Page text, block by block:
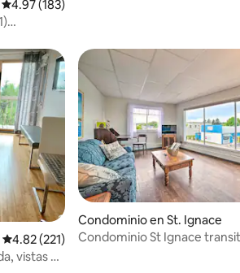
Calificación promedio: 4.97 de 5; 183
4.97 (183)
Calificación promedio: 4.82 de 5; 221
4.82 (221)
vistas al
Condominio en St. Ignace
Condominio St Ignace